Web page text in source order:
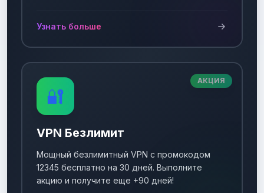
Узнать больше
АКЦИЯ
🔐
VPN Безлимит
Мощный безлимитный VPN с промокодом
12345 бесплатно на 30 дней. Выполните
акцию и получите еще +90 дней!